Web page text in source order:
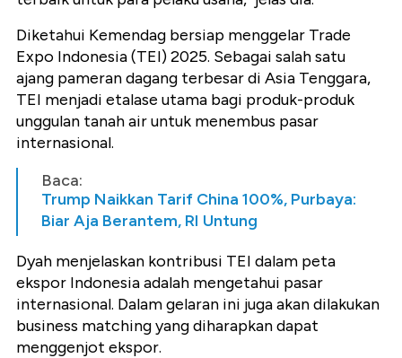
Diketahui Kemendag bersiap menggelar Trade
Expo Indonesia (TEI) 2025. Sebagai salah satu
ajang pameran dagang terbesar di Asia Tenggara,
TEI menjadi etalase utama bagi produk-produk
unggulan tanah air untuk menembus pasar
internasional.
Baca:
Trump Naikkan Tarif China 100%, Purbaya:
Biar Aja Berantem, RI Untung
Dyah menjelaskan kontribusi TEI dalam peta
ekspor Indonesia adalah mengetahui pasar
internasional. Dalam gelaran ini juga akan dilakukan
business matching yang diharapkan dapat
menggenjot ekspor.